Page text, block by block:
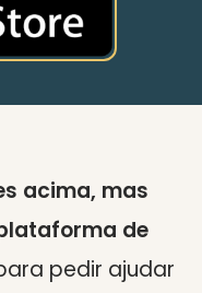
acima, mas
de
pedir ajudar